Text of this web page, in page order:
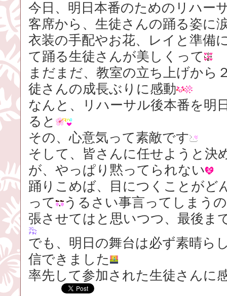
今日、明日本番のためのリハー
客席から、生徒さんの踊る姿に
衣装の手配やお花、レイと準備
て踊る生徒さんが美しくって
まだまだ、教室の立ち上げから
徒さんの成長ぶりに感動
なんと、リハーサル後本番を明
ると
その、心意気って素敵です
そして、皆さんに任せようと決
が、やっぱり黙ってられない
踊りこめば、目につくことがど
って
うるさい事言ってしまう
張させてはと思いつつ、最後ま
でも、明日の舞台は必ず素晴ら
信できました
率先して参加された生徒さんに